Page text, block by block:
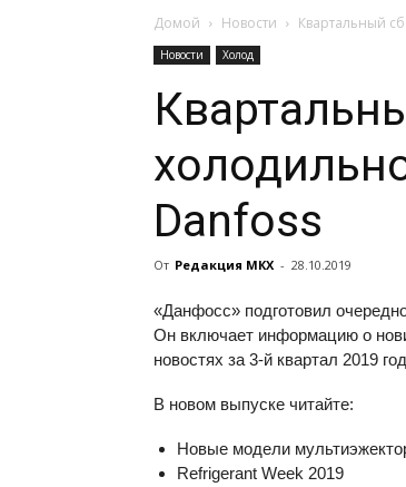
Домой Новости Квартальный
Новости Холод
Danfoss
От Редакция МКХ - 28.10.2019
«Данфосс» подготовил
Он включает информацию о
новостях за 3-й квартал 2019
В новом выпуске читайте:
Новые модели
Refrigerant Week 2019